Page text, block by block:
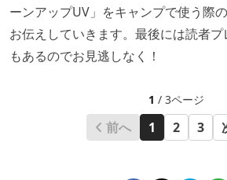
ーンアップUV」をキャンプで使う際
お伝えしていきます。最後には読者
もあるのでお見逃しなく！
1 / 3ページ
前へ 1 2 3